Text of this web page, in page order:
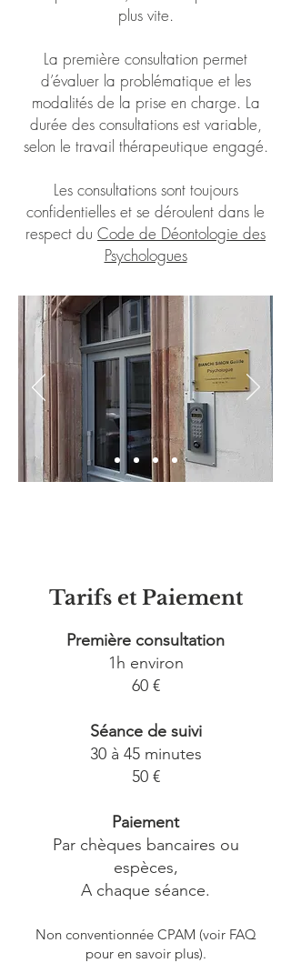
plus vite.
La première consultation permet
d’évaluer la problématique et les
modalités de la prise en charge. La
durée des consultations est variable,
selon le travail thérapeutique engagé.
Les consultations sont toujours
confidentielles et se déroulent dans le
respect du Code de Déontologie des
Psychologues
Tarifs et Paiement
Première consultation
1h environ
60 €
Séance de suivi
30 à 45 minutes
50 €
Paiement
Par chèques bancaires ou
espèces,
A chaque séance.
Non conventionnée CPAM (voir FAQ
pour en savoir plus).